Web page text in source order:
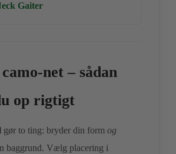
Gaiter
– sådan
op rigtigt
gør to ting: bryder din form og
baggrund. Vælg placering i